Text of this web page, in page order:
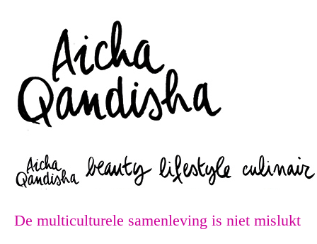
De multiculturele samenleving is niet mislukt